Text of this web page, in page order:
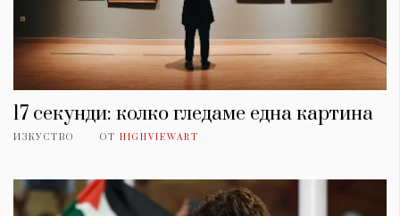
17 секунди: колко гледаме една картина
ИЗКУСТВО ОТ HIGHVIEWART